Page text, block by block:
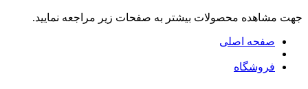
جهت مشاهده محصولات بیشتر به صفحات زیر مراجعه نمایید.
صفحه اصلی
فروشگاه